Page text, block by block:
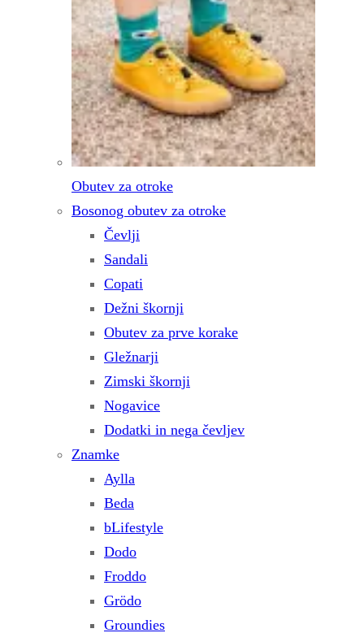
Obutev za otroke
Bosonog obutev za otroke
Čevlji
Sandali
Copati
Dežni škornji
Obutev za prve korake
Gležnarji
Zimski škornji
Nogavice
Dodatki in nega čevljev
Znamke
Aylla
Beda
bLifestyle
Dodo
Froddo
Grödo
Groundies